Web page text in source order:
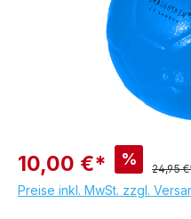
10,00 €* %
24,95
Preise inkl. MwSt. zzgl.